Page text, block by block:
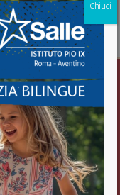
CAMBRIDGE
Chiudi